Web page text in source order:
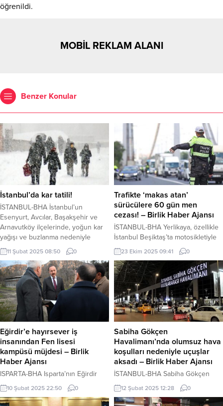
öğrenildi.
MOBİL REKLAM ALANI
Benzer Konular
İstanbul’da kar tatili!
İSTANBUL-BHA İstanbul’un
Esenyurt, Avcılar, Başakşehir ve
Arnavutköy ilçelerinde, yoğun kar
yağışı ve buzlanma nedeniyle
okulların tatil edildiği duyuruldu.
Arnavutköy Kaymakamı Mahmut
Hersanlıoğlu, ilçede kar yağışının
ve buzlanmanın devam edeceğini
belirterek, videolu bir mesaj
yayımladı. Hersanlıoğlu, “Sevgili
öğrenciler, ilçemizdeki kar yağışı ve
buzlanma göz önüne alındığında,
okullarımız bugün tatil edilmiştir.
Hepinize...
11 Şubat 2025 08:50 0
Trafikte ‘makas atan’
sürücülere 60 gün men
cezası! – Birlik Haber Ajansı
İSTANBUL-BHA Yerlikaya, özellikle
İstanbul Beşiktaş’ta motosikletiyle
makas atarak trafik güvenliğini hiçe
sayan Y.C.K. adlı sürücünün
yakalandığını belirterek, yeni yasa
teklifinde bu tür ihlallere karşı ağır
cezalar öngörüldüğünü vurguladı.
İstanbul Beşiktaş’ta trafiği tehlikeye
sokacak şekilde “makas atan”
motosiklet sürücüsü Y.C.K., Trafik
Denetleme Şube Müdürlüğü
ekiplerince kısa sürede yakalandı.
Sürücüye 2918 sayılı...
23 Ekim 2025 09:41 0
Eğirdir’e hayırsever iş
insanından Fen lisesi
kampüsü müjdesi – Birlik
Haber Ajansı
ISPARTA-BHA Isparta’nın Eğirdir
ilçesi, modern bir fen lisesi
kampüsüne kavuşuyor. Hayırsever
iş insanı Hüseyin Erdoğmuş’un
10 Şubat 2025 22:50 0
Sabiha Gökçen
Havalimanı’nda olumsuz hava
koşulları nedeniyle uçuşlar
aksadı – Birlik Haber Ajansı
İSTANBUL-BHA Sabiha Gökçen
Havalimanı’nda uçuş trafiği,
Meteoroloji’nin uyarılarının
ardından bugün olumsuz hava
12 Şubat 2025 12:28 0